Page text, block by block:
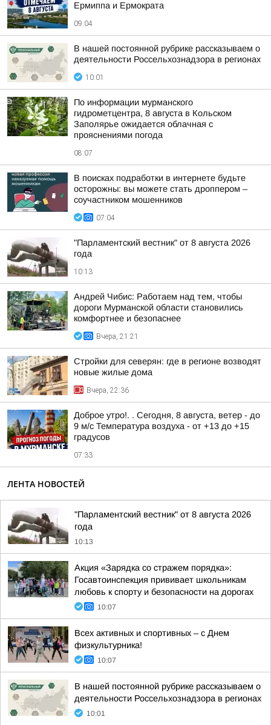
Ермиппа и Ермократа
09:04
В нашей постоянной рубрике рассказываем о
деятельности Россельхознадзора в регионах
10:01
По информации мурманского
гидрометцентра, 8 августа в Кольском
Заполярье ожидается облачная с
прояснениями погода
08:07
В поисках подработки в интернете будьте
осторожны: вы можете стать дроппером –
соучастником мошенников
07:04
"Парламентский вестник" от 8 августа 2026
года
10:13
Андрей Чибис: Работаем над тем, чтобы
дороги Мурманской области становились
комфортнее и безопаснее
Вчера, 21:21
Стройки для северян: где в регионе возводят
новые жилые дома
Вчера, 22:36
Доброе утро!. . Сегодня, 8 августа, ветер - до
9 м/с Температура воздуха - от +13 до +15
градусов
07:33
ЛЕНТА НОВОСТЕЙ
"Парламентский вестник" от 8 августа 2026
года
10:13
Акция «Зарядка со стражем порядка»:
Госавтоинспекция прививает школьникам
любовь к спорту и безопасности на дорогах
10:07
Всех активных и спортивных – с Днем
физкультурника!
10:07
В нашей постоянной рубрике рассказываем о
деятельности Россельхознадзора в регионах
10:01